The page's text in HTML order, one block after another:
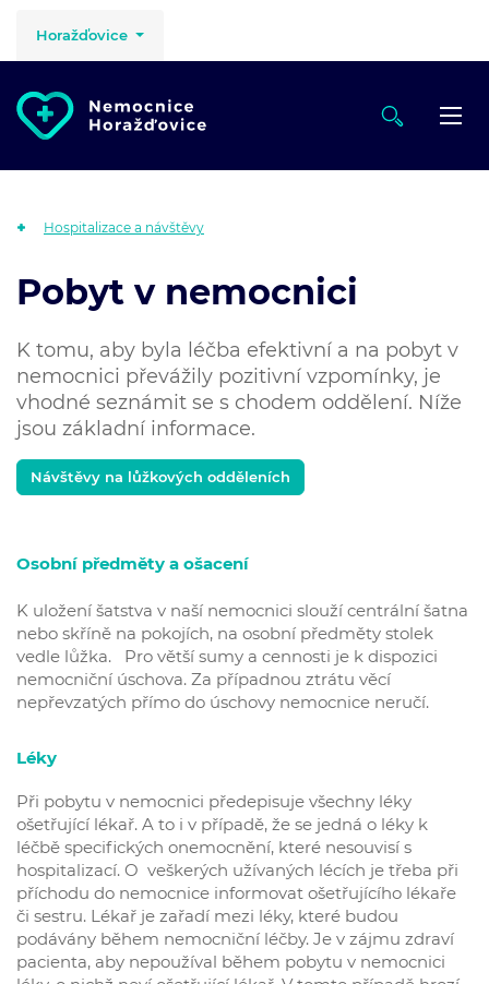
Horažďovice
Hospitalizace a návštěvy
Pobyt v nemocnici
K tomu, aby byla léčba efektivní a na pobyt v
nemocnici převážily pozitivní vzpomínky, je
vhodné seznámit se s chodem oddělení. Níže
jsou základní informace.
Návštěvy na lůžkových odděleních
Osobní předměty a ošacení
K uložení šatstva v naší nemocnici slouží centrální šatna
nebo skříně na pokojích, na osobní předměty stolek
vedle lůžka. Pro větší sumy a cennosti je k dispozici
nemocniční úschova. Za případnou ztrátu věcí
nepřevzatých přímo do úschovy nemocnice neručí.
Léky
Při pobytu v nemocnici předepisuje všechny léky
ošetřující lékař. A to i v případě, že se jedná o léky k
léčbě specifických onemocnění, které nesouvisí s
hospitalizací. O veškerých užívaných lécích je třeba při
příchodu do nemocnice informovat ošetřujícího lékaře
či sestru. Lékař je zařadí mezi léky, které budou
podávány během nemocniční léčby. Je v zájmu zdraví
pacienta, aby nepoužíval během pobytu v nemocnici